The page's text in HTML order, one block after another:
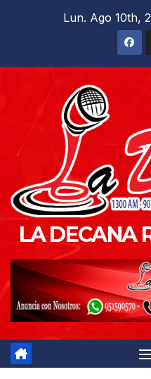
Lun. Ago 10th,
LA DECANA